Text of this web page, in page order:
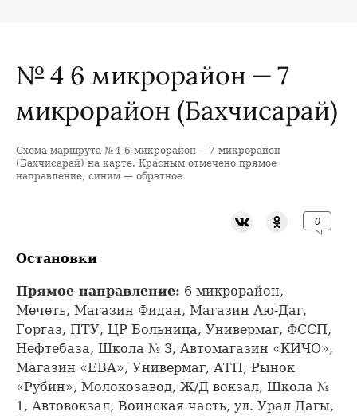
№ 4 6 микрорайон — 7
микрорайон (Бахчисарай)
+
Схема маршрута № 4 6 микрорайон — 7 микрорайон
(Бахчисарай) на карте. Красным отмечено прямое
направление, синим — обратное
0
Остановки
Прямое направление: 6 микрорайон,
Мечеть, Магазин Фидан, Магазин Аю-Даг,
Горгаз, ПТУ, ЦР Больница, Универмаг, ФССП,
Нефтебаза, Школа № 3, Автомагазин «КИЧО»,
Магазин «ЕВА», Универмаг, АТП, Рынок
«Рубин», Молокозавод, Ж/Д вокзал, Школа №
1, Автовокзал, Воинская часть, ул. Урал Дагы,